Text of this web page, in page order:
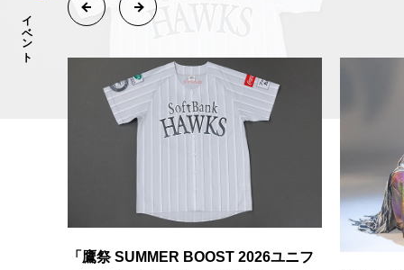
イベント
「鷹祭 SUMMER BOOST 2026ユニフ